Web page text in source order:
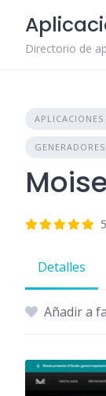
contentDirectorio de
Detalles
Añadir a